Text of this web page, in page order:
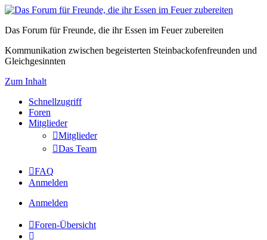
Das Forum für Freunde, die ihr Essen im Feuer zubereiten
Kommunikation zwischen begeisterten Steinbackofenfreunden und
Gleichgesinnten
Zum Inhalt
Schnellzugriff
Foren
Mitglieder
Mitglieder
Das Team
FAQ
Anmelden
Anmelden
Foren-Übersicht